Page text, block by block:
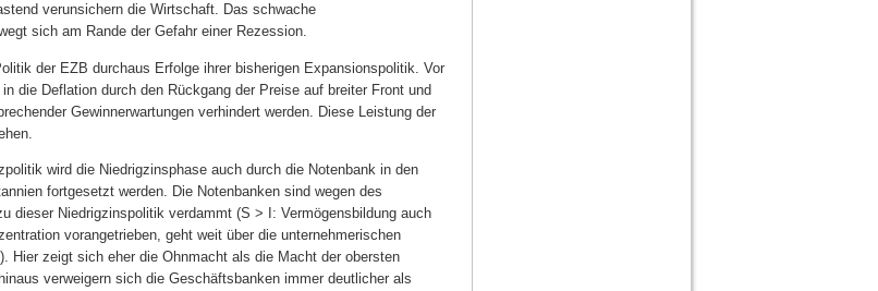
verunsichern die Wirtschaft. Das schwache
sich am Rande der Gefahr einer Rezession.
der EZB durchaus Erfolge ihrer bisherigen Expansionspolitik. Vor
die Deflation durch den Rückgang der Preise auf breiter Front und
Gewinnerwartungen verhindert werden. Diese Leistung der
wird die Niedrigzinsphase auch durch die Notenbank in den
fortgesetzt werden. Die Notenbanken sind wegen des
dieser Niedrigzinspolitik verdammt (S > I: Vermögensbildung auch
vorangetrieben, geht weit über die unternehmerischen
Hier zeigt sich eher die Ohnmacht als die Macht der obersten
verweigern sich die Geschäftsbanken immer deutlicher als